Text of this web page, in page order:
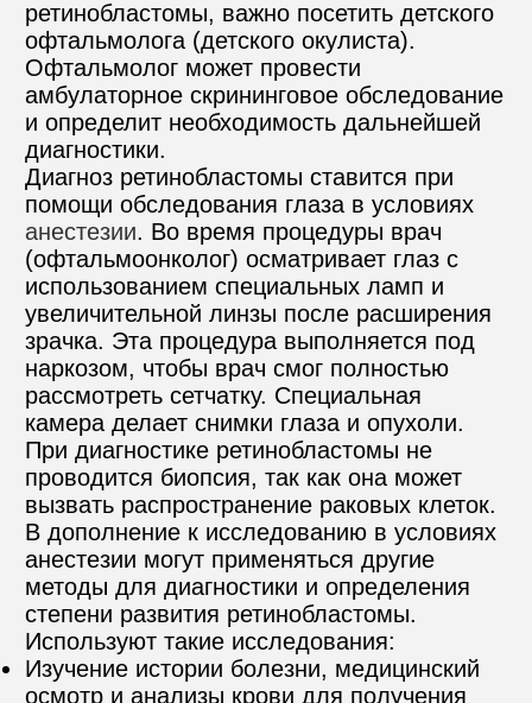
ретинобластомы, важно посетить детского
офтальмолога (детского окулиста).
Офтальмолог может провести
амбулаторное скрининговое обследование
и определит необходимость дальнейшей
диагностики.
Диагноз ретинобластомы ставится при
анестезии. Во время процедуры врач
(офтальмоонколог) осматривает глаз с
использованием специальных ламп и
увеличительной линзы после расширения
зрачка. Эта процедура выполняется под
наркозом, чтобы врач смог полностью
рассмотреть сетчатку. Специальная
камера делает снимки глаза и опухоли.
При диагностике ретинобластомы не
проводится биопсия, так как она может
вызвать распространение раковых клеток.
В дополнение к исследованию в условиях
анестезии могут применяться другие
методы для диагностики и определения
степени развития ретинобластомы.
Используют такие исследования:
Изучение истории болезни, медицинский
осмотр и анализы крови для получения